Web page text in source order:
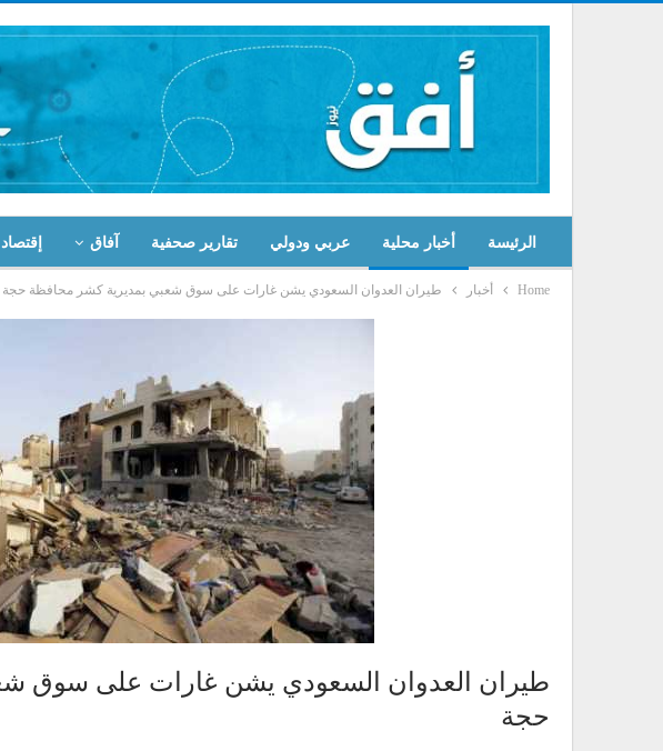
الرئيسة أخبار محلية عربي ودولي تقارير صحفية آفاق إقتصاد
Home أخبار طيران العدوان السعودي يشن غارات على سوق شعبي بمديرية كشر محافظة حجة
طيران العدوان السعودي يشن غارات على سوق
حجة